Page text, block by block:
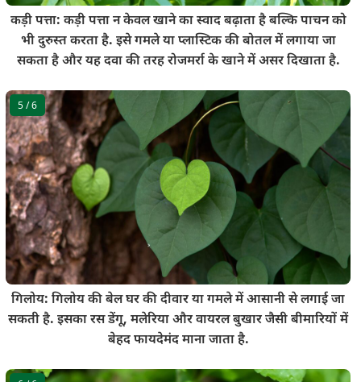
कड़ी पत्ता: कड़ी पत्ता न केवल खाने का स्वाद बढ़ाता है बल्कि पाचन को
भी दुरुस्त करता है. इसे गमले या प्लास्टिक की बोतल में लगाया जा
सकता है और यह दवा की तरह रोजमर्रा के खाने में असर दिखाता है.
5/ 6
गिलोय: गिलोय की बेल घर की दीवार या गमले में आसानी से लगाई जा
सकती है. इसका रस डेंगू, मलेरिया और वायरल बुखार जैसी बीमारियों में
बेहद फायदेमंद माना जाता है.